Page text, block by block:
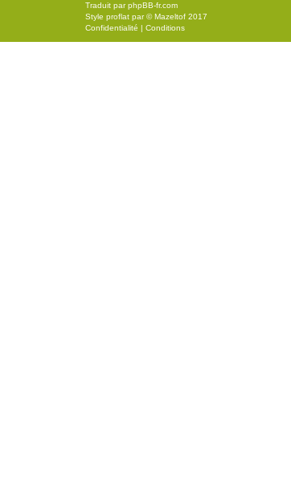
Traduit parphpBB-fr.com
Style proflat par ©Mazeltof 2017
Confidentialité | Conditions